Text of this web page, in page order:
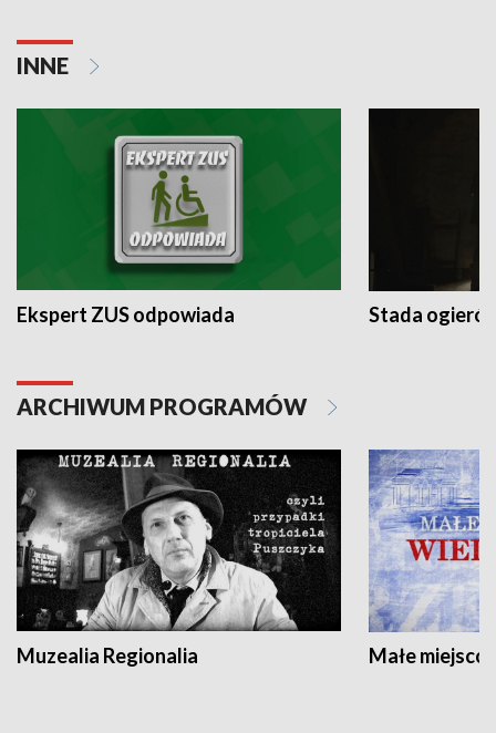
INNE
Ekspert ZUS odpowiada Stada
ARCHIWUM PROGRAMÓW
Muzealia Regionalia Małe